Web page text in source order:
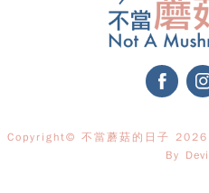
Copyright© 不當蘑菇的日子
By